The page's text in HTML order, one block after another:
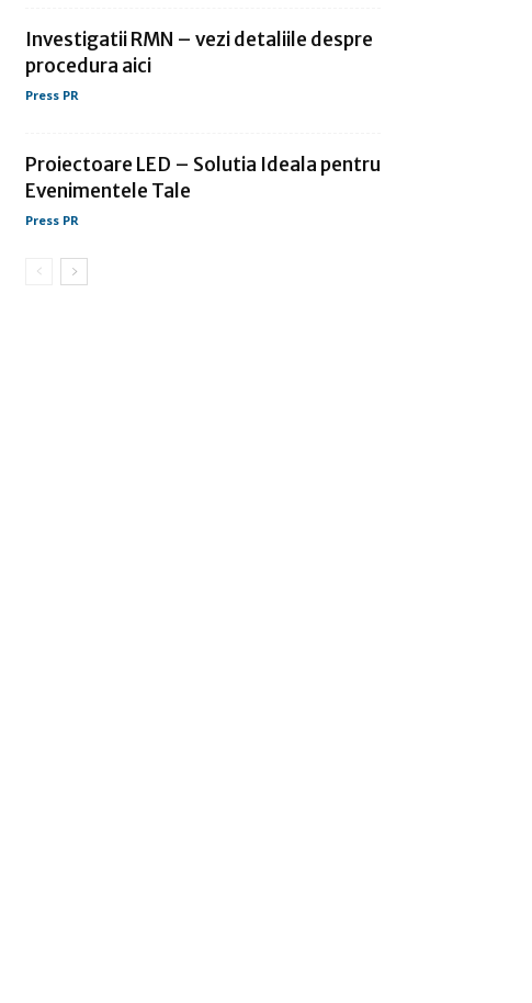
Investigatii RMN – vezi detaliile despre
procedura aici
Press PR
Proiectoare LED – Solutia Ideala pentru
Evenimentele Tale
Press PR